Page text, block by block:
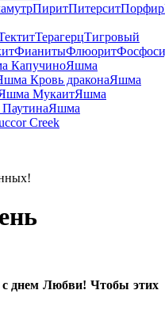
ПиритПитерситПорфир
ТерагерцТигровый
ФианитыФлюорит
КапучиноЯшма
Кровь драконаЯшма
МукаитЯшма
Яшма
Creek
днем Любви! Чтобы этих